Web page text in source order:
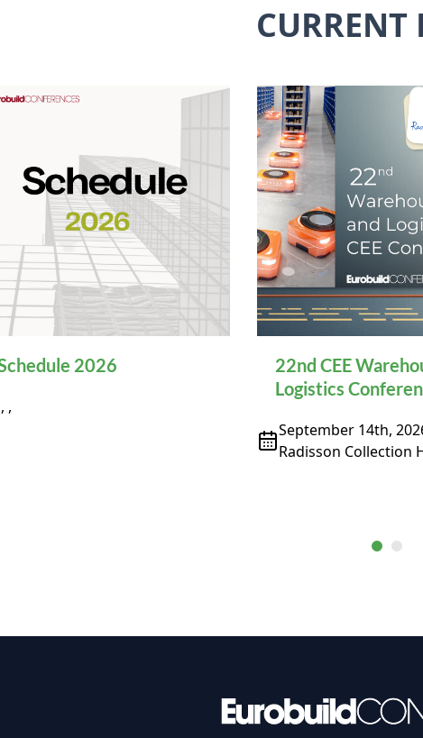
CURRENT
2026
, ,
22nd CEE
Logistics
September 14th,
Radisson Collection